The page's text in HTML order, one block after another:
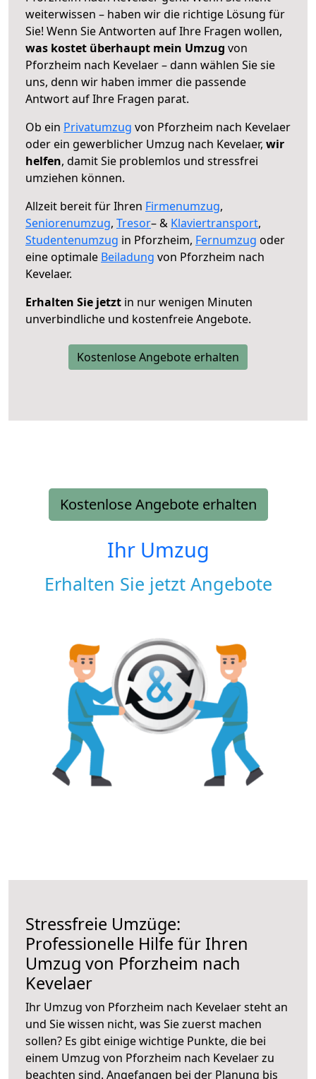
weiterwissen – haben wir die richtige Lösung für
Sie! Wenn Sie Antworten auf Ihre Fragen wollen,
was kostet überhaupt mein Umzug von
Pforzheim nach Kevelaer – dann wählen Sie sie
uns, denn wir haben immer die passende
Antwort auf Ihre Fragen parat.
Ob ein Privatumzug von Pforzheim nach Kevelaer
oder ein gewerblicher Umzug nach Kevelaer, wir
helfen, damit Sie problemlos und stressfrei
umziehen können.
Allzeit bereit für Ihren Firmenumzug,
Seniorenumzug, Tresor– & Klaviertransport,
Studentenumzug in Pforzheim, Fernumzug oder
eine optimale Beiladung von Pforzheim nach
Kevelaer.
Erhalten Sie jetzt in nur wenigen Minuten
unverbindliche und kostenfreie Angebote.
Kostenlose Angebote erhalten
Kostenlose Angebote erhalten
Ihr Umzug
Erhalten Sie jetzt Angebote
Stressfreie Umzüge:
Professionelle Hilfe für Ihren
Umzug von Pforzheim nach
Kevelaer
Ihr Umzug von Pforzheim nach Kevelaer steht an
und Sie wissen nicht, was Sie zuerst machen
sollen? Es gibt einige wichtige Punkte, die bei
einem Umzug von Pforzheim nach Kevelaer zu
beachten sind. Angefangen bei der Planung bis